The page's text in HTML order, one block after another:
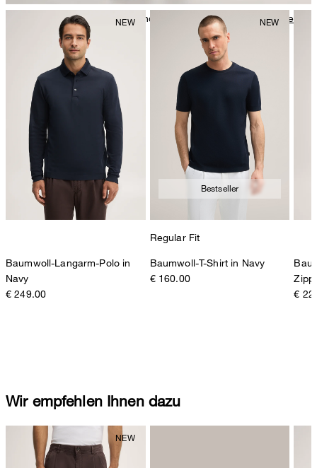
Weitere Pflegeinformationen finden Sie unter:Unsere Qualitäten:
Baumwoll-Langarm-Polo in
Navy
€ 249.00
Bestseller
Regular Fit
Baumwoll-T-Shirt in Navy
€ 160.00
€
Wir empfehlen Ihnen dazu